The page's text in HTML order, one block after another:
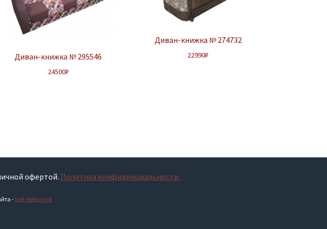
Диван-книжка № 295546
24500₽
Диван-книжка № 274732
22990₽
офертой. Политика конфиденциальности.
-Inet-Reklamist